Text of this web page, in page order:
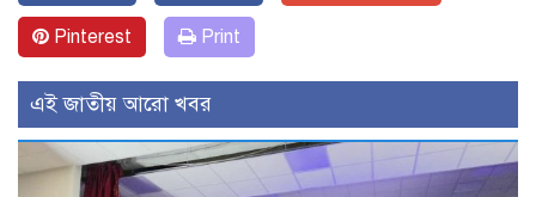
Pinterest Print
এই জাতীয় আরো খবর